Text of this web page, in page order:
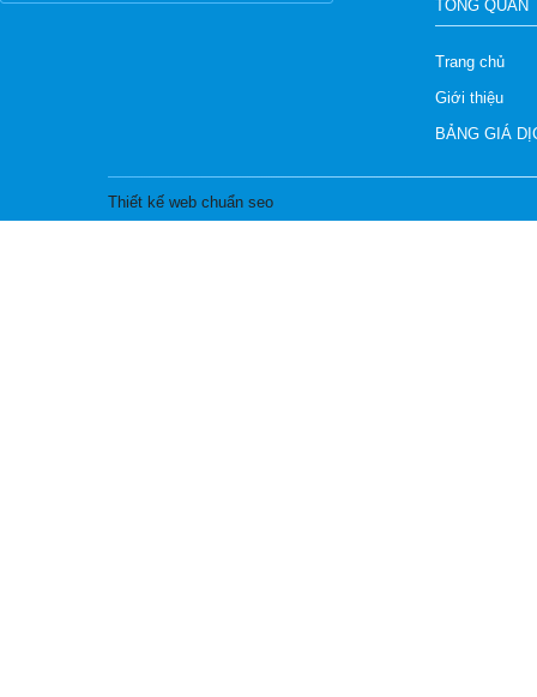
TỔNG QUAN
Trang chủ
Giới thiệu
BẢNG GIÁ
Thiết kế web chuẩn seo